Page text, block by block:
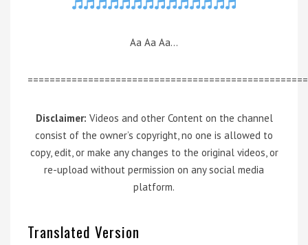
Aa Aa Aa…
Disclaimer: Videos and other Content on the channel
consist of the owner’s copyright, no one is allowed to
copy, edit, or make any changes to the original videos, or
re-upload without permission on any social media
platform.
Translated Version